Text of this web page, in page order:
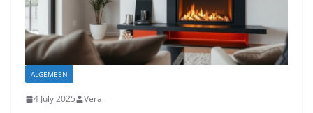
ALGEMEEN
4 July 2025 Vera